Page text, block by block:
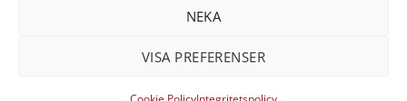
NEKA
VISA PREFERENSER